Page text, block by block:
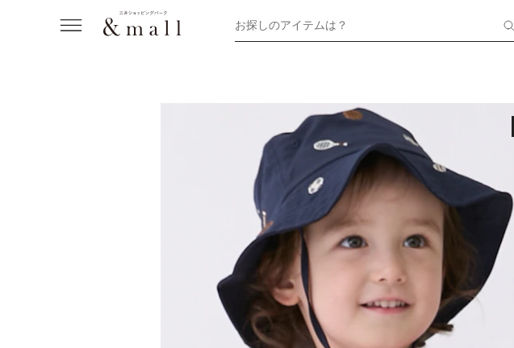
お探しのアイテムは？